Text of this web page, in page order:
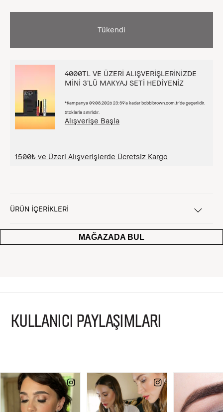
Tükendi
4000TL VE ÜZERİ ALIŞVERİŞLERİNİZDE
MİNİ 3’LÜ MAKYAJ SETİ HEDİYENİZ
*Kampanya 09.08.2026 23:59’a kadar bobbibrown.com.tr’de geçerlidir.
Stoklarla sınırlıdır.
Alışverişe Başla
1500₺ ve Üzeri Alışverişlerde Ücretsiz Kargo
ÜRÜN İÇERİKLERİ
MAĞAZADA BUL
KULLANICI PAYLAŞIMLARI